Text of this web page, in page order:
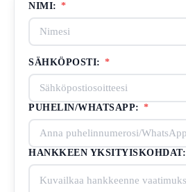
NIMI: *
SÄHKÖPOSTI: *
PUHELIN/WHATSAPP: *
HANKKEEN YKSITYISKOHDAT: